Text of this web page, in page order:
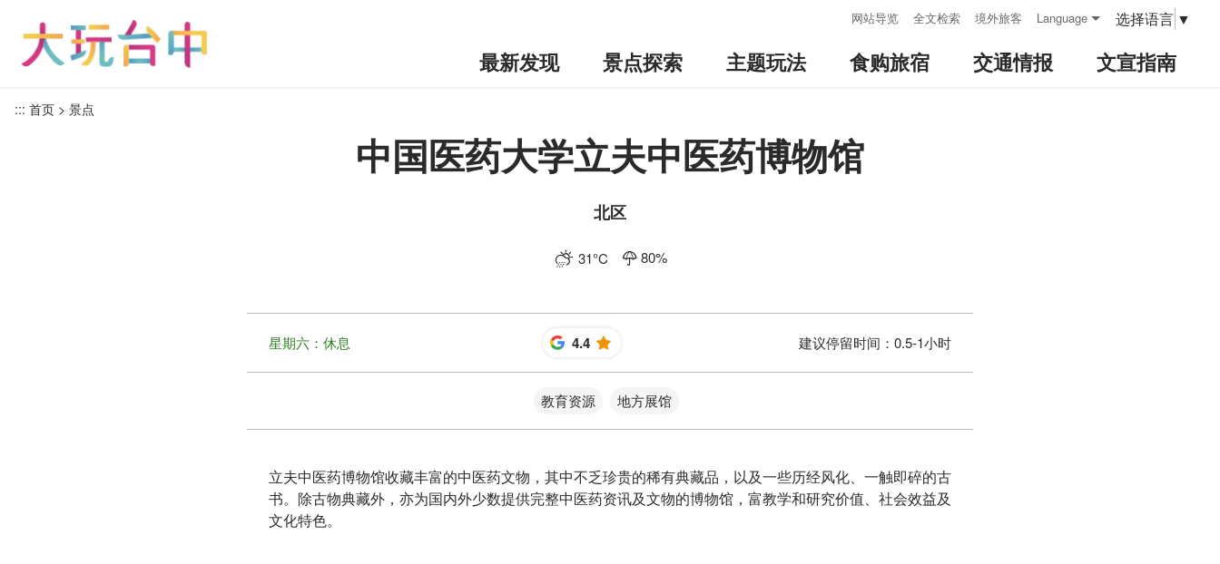
网站导览 全文检索 境外旅客 Language 选择语言 ▼
最新发现 景点探索 主题玩法 食购旅宿 交通情报 文宣指南
::: 首页 景点
中国医药大学立夫中医药博物馆
北区
31°C 80%
星期六：休息 4.4 星 建议停留时间： 0.5-1小时
教育资源 地方展馆
立夫中医药博物馆收藏丰富的中医药文物，其中不乏珍贵的稀有典藏品，以及一些历经风化、一触即碎的古
书。除古物典藏外，亦为国内外少数提供完整中医药资讯及文物的博物馆，富教学和研究价值、社会效益及
文化特色。